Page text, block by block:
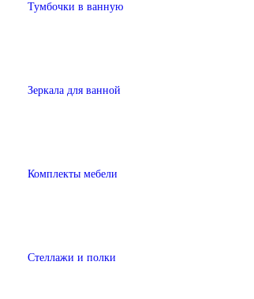
Тумбочки в ванную
Зеркала для ванной
Комплекты мебели
Стеллажи и полки